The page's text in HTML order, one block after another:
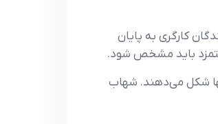
کارگری به پایان
باید مشخص شود.
حوزه‌های مختلف را آنها شکل می‌دهند. شهاب